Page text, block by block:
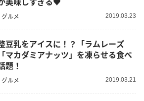
ルメ 2019.03.23
豆乳をアイスに！？「ラムレーズ
マカダミアナッツ」を凍らせる食べ
題！
ルメ 2019.03.21